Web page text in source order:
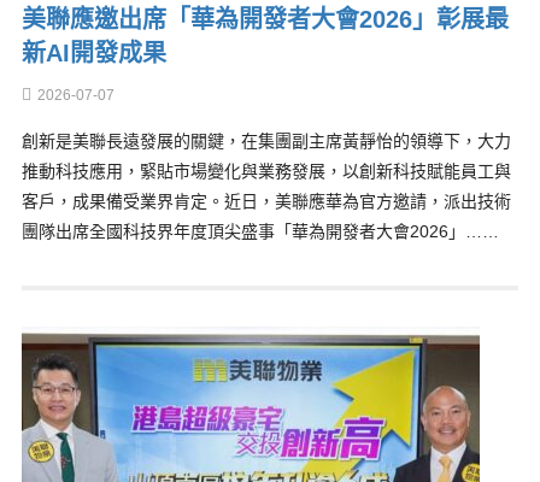
美聯應邀出席「華為開發者大會2026」彰展最
新AI開發成果
2026-07-07
創新是美聯長遠發展的關鍵，在集團副主席黃靜怡的領導下，大力
推動科技應用，緊貼市場變化與業務發展，以創新科技賦能員工與
客戶，成果備受業界肯定。近日，美聯應華為官方邀請，派出技術
團隊出席全國科技界年度頂尖盛事「華為開發者大會2026」……